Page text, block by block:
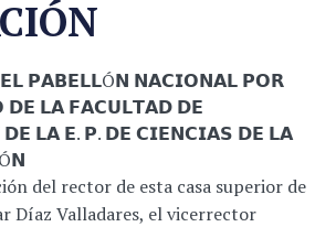
𝗣𝗔𝗕𝗘𝗟𝗟Ó𝗡 𝗡𝗔𝗖𝗜𝗢𝗡𝗔𝗟 𝗣𝗢𝗥
𝗗𝗘 𝗟𝗔 𝗙𝗔𝗖𝗨𝗟𝗧𝗔𝗗 𝗗𝗘
𝗟𝗔 𝗘. 𝗣. 𝗗𝗘 𝗖𝗜𝗘𝗡𝗖𝗜𝗔𝗦 𝗗𝗘 𝗟𝗔
del rector de esta casa superior de
Díaz Valladares, el vicerrector